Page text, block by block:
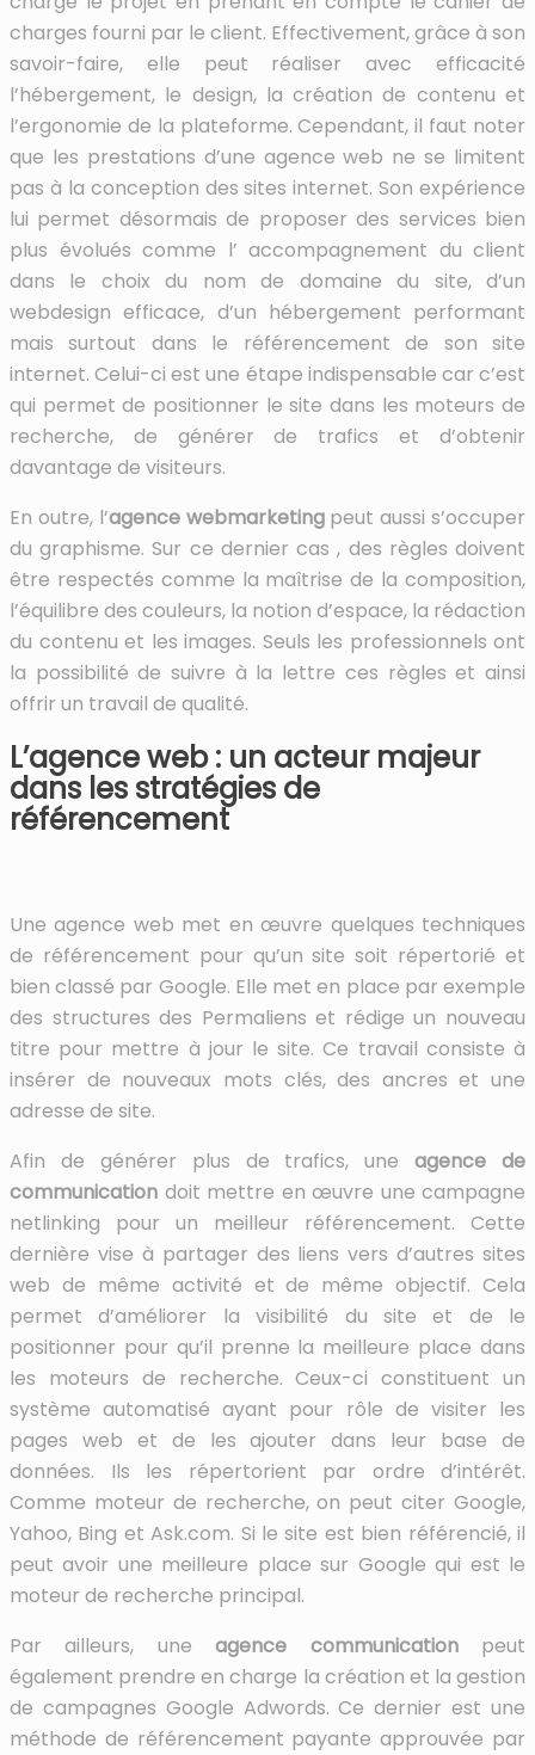
charges fourni par le client. Effectivement, grâce à son
savoir-faire, elle peut réaliser avec efficacité
l’hébergement, le design, la création de contenu et
l’ergonomie de la plateforme. Cependant, il faut noter
que les prestations d’une agence web ne se limitent
pas à la conception des sites internet. Son expérience
lui permet désormais de proposer des services bien
plus évolués comme l’ accompagnement du client
dans le choix du nom de domaine du site, d’un
webdesign efficace, d’un hébergement performant
mais surtout dans le référencement de son site
internet. Celui-ci est une étape indispensable car c’est
qui permet de positionner le site dans les moteurs de
recherche, de générer de trafics et d’obtenir
davantage de visiteurs.
En outre, l’agence webmarketing peut aussi s’occuper
du graphisme. Sur ce dernier cas , des règles doivent
être respectés comme la maîtrise de la composition,
l’équilibre des couleurs, la notion d’espace, la rédaction
du contenu et les images. Seuls les professionnels ont
la possibilité de suivre à la lettre ces règles et ainsi
offrir un travail de qualité.
L’agence web : un acteur majeur
dans les stratégies de
référencement
Une agence web met en œuvre quelques techniques
de référencement pour qu’un site soit répertorié et
bien classé par Google. Elle met en place par exemple
des structures des Permaliens et rédige un nouveau
titre pour mettre à jour le site. Ce travail consiste à
insérer de nouveaux mots clés, des ancres et une
adresse de site.
Afin de générer plus de trafics, uneagence de
communication doit mettre en œuvre une campagne
netlinking pour un meilleur référencement. Cette
dernière vise à partager des liens vers d’autres sites
web de même activité et de même objectif. Cela
permet d’améliorer la visibilité du site et de le
positionner pour qu’il prenne la meilleure place dans
les moteurs de recherche. Ceux-ci constituent un
système automatisé ayant pour rôle de visiter les
pages web et de les ajouter dans leur base de
données. Ils les répertorient par ordre d’intérêt.
Comme moteur de recherche, on peut citer Google,
Yahoo, Bing et Ask.com. Si le site est bien référencié, il
peut avoir une meilleure place sur Google qui est le
moteur de recherche principal.
Par ailleurs, uneagence communicationpeut
également prendre en charge la création et la gestion
de campagnes Google Adwords. Ce dernier est une
méthode de référencement payante approuvée par